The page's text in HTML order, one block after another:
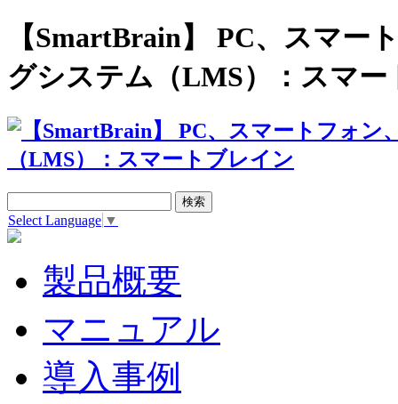
【SmartBrain】 PC、スマー
グシステム（LMS）：スマー
Select Language ▼
製品概要
マニュアル
導入事例